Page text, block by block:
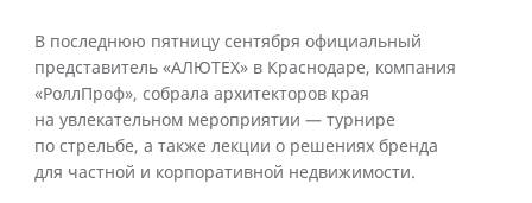
В последнюю пятницу сентября официальный
представитель «АЛЮТЕХ» в Краснодаре, компания
«РоллПроф», собрала архитекторов края
на увлекательном мероприятии — турнире
по стрельбе, а также лекции о решениях бренда
для частной и корпоративной недвижимости.